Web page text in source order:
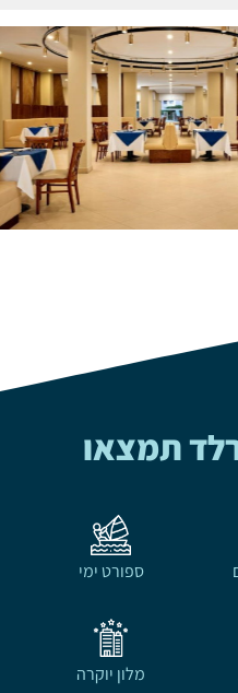
תמצאו
ספורט ימי
מלון יוקרה